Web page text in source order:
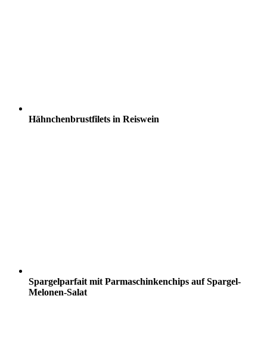
Hähnchenbrustfilets in Reiswein
Spargelparfait mit Parmaschinkenchips auf Spargel-
Melonen-Salat